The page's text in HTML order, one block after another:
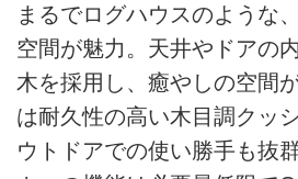
まるでログハウスのような
空間が魅力。天井やドアの
木を採用し、癒やしの空間
は耐久性の高い木目調クッ
ウトドアでの使い勝手も抜